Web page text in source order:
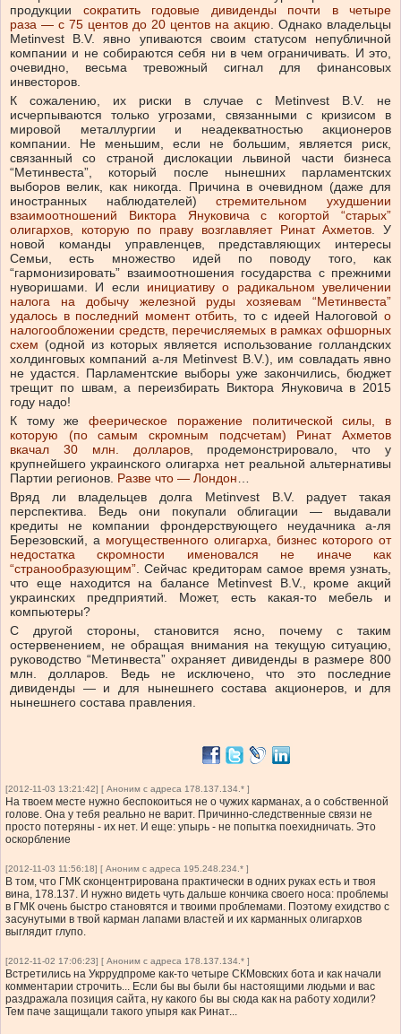
продукции сократить годовые дивиденды почти в четыре
раза — с 75 центов до 20 центов на акцию . Однако владельцы
Metinvest B.V. явно упиваются своим статусом непубличной
компании и не собираются себя ни в чем ограничивать. И это,
очевидно, весьма тревожный сигнал для финансовых
инвесторов.
К сожалению, их риски в случае с Metinvest B.V. не
исчерпываются только угрозами, связанными с кризисом в
мировой металлургии и неадекватностью акционеров
компании. Не меньшим, если не большим, является риск,
связанный со страной дислокации львиной части бизнеса
“Метинвеста”, который после нынешних парламентских
выборов велик, как никогда. Причина в очевидном (даже для
иностранных наблюдателей)стремительном ухудшении
взаимоотношений Виктора Януковича с когортой “старых”
олигархов, которую по праву возглавляет Ринат Ахметов . У
новой команды управленцев, представляющих интересы
Семьи, есть множество идей по поводу того, как
“гармонизировать” взаимоотношения государства с прежними
нуворишами. И если инициативу о радикальном увеличении
налога на добычу железной руды хозяевам “Метинвеста”
удалось в последний момент отбить , то с идеей Налоговойо
налогообложении средств, перечисляемых в рамках офшорных
схем (одной из которых является использование голландских
холдинговых компаний а-ля Metinvest B.V.), им совладать явно
не удастся. Парламентские выборы уже закончились, бюджет
трещит по швам, а переизбирать Виктора Януковича в 2015
году надо!
К тому жефеерическое поражение политической силы, в
которую (по самым скромным подсчетам) Ринат Ахметов
вкачал 30 млн. долларов, продемонстрировало, что у
крупнейшего украинского олигарха нет реальной альтернативы
Партии регионов. Разве что — Лондон
Вряд ли владельцев долга Metinvest B.V. радует такая
перспектива. Ведь они покупали облигации — выдавали
кредиты не компании фрондерствующего неудачника а-ля
Березовский, а могущественного олигарха, бизнес которого от
недостатка скромности именовался не иначе как
“странообразующим” . Сейчас кредиторам самое время узнать,
что еще находится на балансе Metinvest B.V., кроме акций
украинских предприятий. Может, есть какая-то мебель и
компьютеры?
С другой стороны, становится ясно, почему с таким
остервенением, не обращая внимания на текущую ситуацию,
руководство “Метинвеста” охраняет дивиденды в размере 800
млн. долларов. Ведь не исключено, что это последние
дивиденды — и для нынешнего состава акционеров, и для
нынешнего состава правления.
[2012-11-03 13:21:42] [ Аноним с адреса 178.137.134.* ]
На твоем месте нужно беспокоиться не о чужих карманах, а о собственной
голове. Она у тебя реально не варит. Причинно-следственные связи не
просто потеряны - их нет. И еще: упырь - не попытка поехидничать. Это
оскорбление
[2012-11-03 11:56:18] [ Аноним с адреса 195.248.234.* ]
В том, что ГМК сконцентрирована практически в одних руках есть и твоя
вина, 178.137. И нужно видеть чуть дальше кончика своего носа: проблемы
в ГМК очень быстро становятся и твоими проблемами. Поэтому ехидство с
засунутыми в твой карман лапами властей и их карманных олигархов
выглядит глупо.
[2012-11-02 17:06:23] [ Аноним с адреса 178.137.134.* ]
Встретились на Укррудпроме как-то четыре СКМовских бота и как начали
комментарии строчить... Если бы вы были бы настоящими людьми и вас
раздражала позиция сайта, ну какого бы вы сюда как на работу ходили?
Тем паче защищали такого упыря как Ринат...